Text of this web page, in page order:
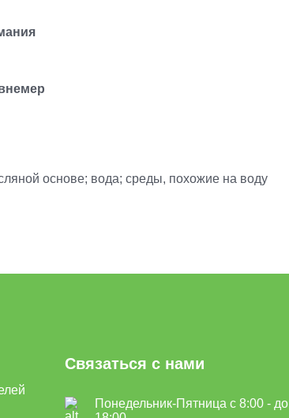
основе; вода; среды, похожие на воду
Связаться с нами
Понедельник-Пятница с 8:00 - до